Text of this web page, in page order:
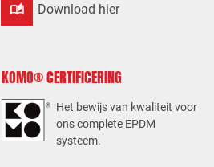
auto_stories Download hier
KOMO® CERTIFICERING
Het bewijs van kwaliteit voor
ons complete EPDM
systeem.